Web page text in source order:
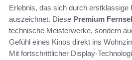
Erlebnis, das sich durch erstklassige
auszeichnet. Diese Premium
technische Meisterwerke, sondern
Gefühl eines Kinos direkt ins
Mit fortschrittlicher Display-